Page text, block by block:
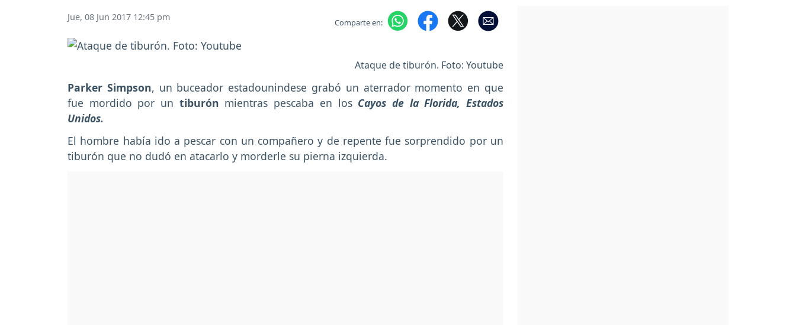
Jue, 08 Jun 2017 12:45 pm Comparte en:
Ataque de tiburón. Foto: Youtube
Parker Simpson, un buceador estadounindese grabó un aterrador momento en que
fue mordido por un tiburón mientras pescaba en los Cayos de la Florida, Estados
Unidos.
El hombre había ido a pescar con un compañero y de repente fue sorprendido por un
tiburón que no dudó en atacarlo y morderle su pierna izquierda.